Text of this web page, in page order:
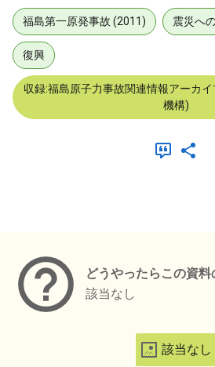
福島第一原発事故 (2011) 震災へ
復興
収録:福島原子力事故関連情報アーカ
機構)
どうやったらこの資料
該当なし
該当なし